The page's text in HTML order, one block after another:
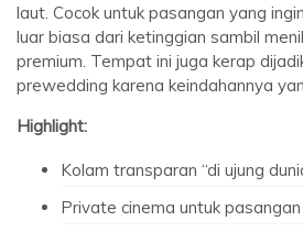
laut. Cocok untuk pasangan yang
luar biasa dari ketinggian sambil
premium. Tempat ini juga kerap
prewedding karena keindahannya
Highlight:
Kolam transparan “di ujung
Private cinema untuk pasangan